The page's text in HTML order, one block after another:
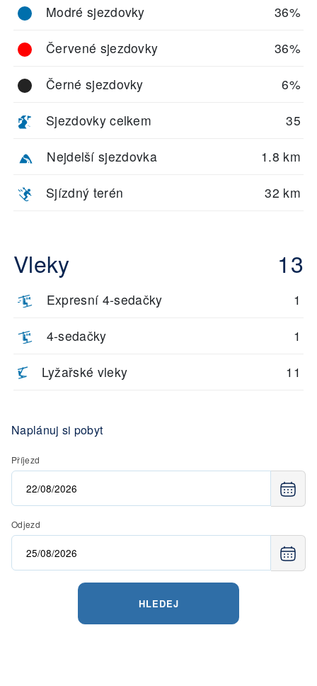
Modré sjezdovky 36%
Červené sjezdovky 36%
Černé sjezdovky 6%
Sjezdovky celkem 35
Nejdelší sjezdovka 1.8 km
Sjízdný terén 32 km
Vleky 13
Expresní 4-sedačky 1
4-sedačky 1
Lyžařské vleky 11
Naplánuj si pobyt
Příjezd
Odjezd
HLEDEJ